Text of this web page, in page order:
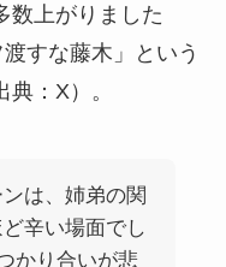
数上がりました
すな藤木」という
：X）。
は、姉弟の関
辛い場面でし
かり合いが悲